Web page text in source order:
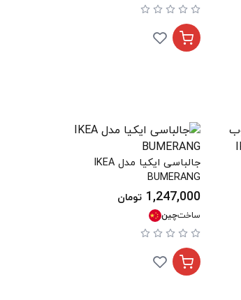
جالباسی ایکیا مدل IKEA
BUMERANG
1,247,000 تومان
ساختچین